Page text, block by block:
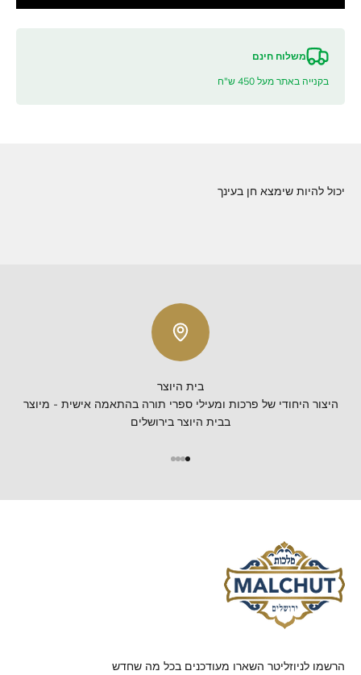
משלוח חינם
בקנייה באתר מעל 450 ש"ח
יכול להיות שימצא חן בעינך
בית היוצר
היצור היחודי של פרכות ומעילי ספרי תורה בהתאמה אישית - מיוצר
בבית היוצר בירושלים
הרשמו לניוזליטר השארו מעודכנים בכל מה שחדש